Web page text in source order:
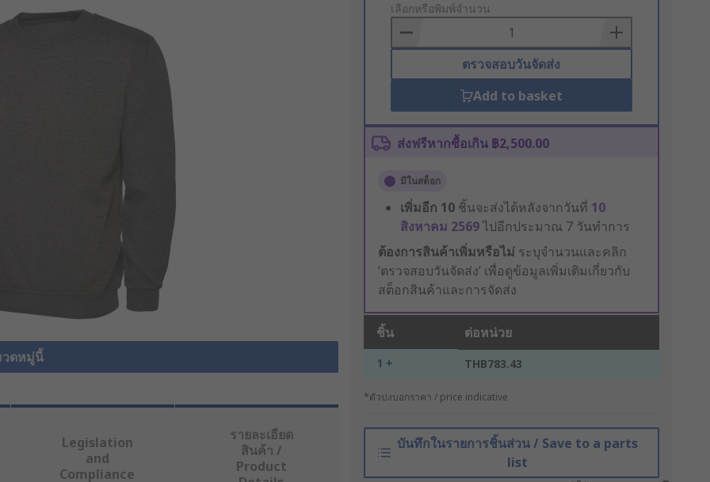
ดหมู่นี้
to
Basket
เลือกหรือพิมพ์จำนวน
ตรวจสอบวันจัดส่ง
Add to basket
ส่งฟรีหากซื้อเกิน ฿2,500.00
มีในสต็อก
เพิ่มอีก 10 ชิ้นจะส่งได้หลังจากวันที่ 10
สิงหาคม 2569ไปอีกประมาณ 7 วันทำการ
ต้องการสินค้าเพิ่มหรือไม่ ระบุจำนวนและคลิก
‘ตรวจสอบวันจัดส่ง’ เพื่อดูข้อมูลเพิ่มเติมเกี่ยวกับ
สต็อกสินค้าและการจัดส่ง
ชิ้น ต่อหน่วย
1 + THB783.43
*ตัวบ่งบอกราคา / price indicative
บันทึกในรายการชิ้นส่วน / Save to a parts
list
Legislation
and
Compliance
รายละเอียด
สินค้า /
Product